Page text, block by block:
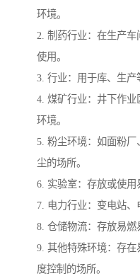
环境。
2. 制药行业：在生产
使用。
3. 行业：用于库、生产
4. 煤矿行业：井下作
环境。
5. 粉尘环境：如面粉
尘的场所。
6. 实验室：存放或使用
7. 电力行业：变电站、
8. 仓储物流：存放易燃
9. 其他特殊环境：存
度控制的场所。